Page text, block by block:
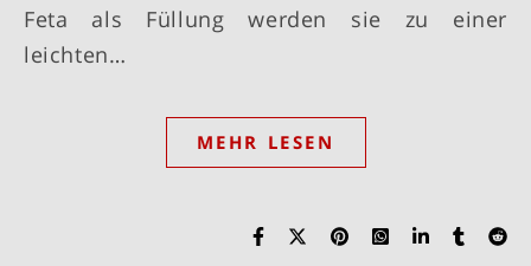
Feta als Füllung werden sie zu einer
leichten…
MEHR LESEN